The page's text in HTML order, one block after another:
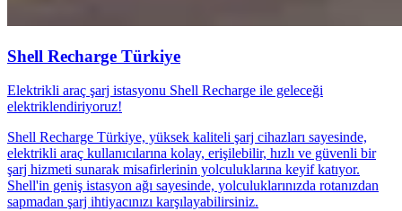
Shell Recharge Türkiye
Elektrikli araç şarj istasyonu Shell Recharge ile geleceği
elektriklendiriyoruz!
Shell Recharge Türkiye, yüksek kaliteli şarj cihazları sayesinde,
elektrikli araç kullanıcılarına kolay, erişilebilir, hızlı ve güvenli bir
şarj hizmeti sunarak misafirlerinin yolculuklarına keyif katıyor.
Shell'in geniş istasyon ağı sayesinde, yolculuklarınızda rotanızdan
sapmadan şarj ihtiyacınızı karşılayabilirsiniz.